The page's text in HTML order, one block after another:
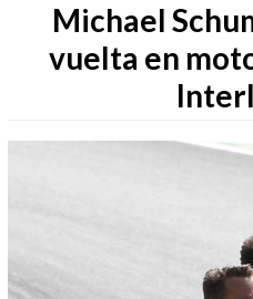
Michael
vuelta en